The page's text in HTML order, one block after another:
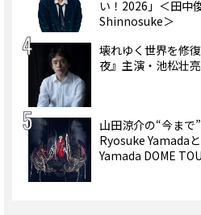
い！2026」＜田中
Shinnosuke＞
壊れゆく世界を修
夜』主演・池松壮
山田涼介の“今まで
Ryosuke Yamada
Yamada DOME